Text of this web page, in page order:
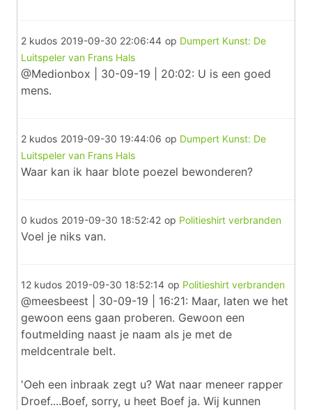
2 kudos 2019-09-30 22:06:44 op Dumpert Kunst: De
Luitspeler van Frans Hals
@Medionbox | 30-09-19 | 20:02: U is een goed
mens.
2 kudos 2019-09-30 19:44:06 op Dumpert Kunst: De
Luitspeler van Frans Hals
Waar kan ik haar blote poezel bewonderen?
0 kudos 2019-09-30 18:52:42 op Politieshirt verbranden
Voel je niks van.
12 kudos 2019-09-30 18:52:14 op Politieshirt verbranden
@meesbeest | 30-09-19 | 16:21: Maar, laten we het
gewoon eens gaan proberen. Gewoon een
foutmelding naast je naam als je met de
meldcentrale belt.
'Oeh een inbraak zegt u? Wat naar meneer rapper
Droef....Boef, sorry, u heet Boef ja. Wij kunnen